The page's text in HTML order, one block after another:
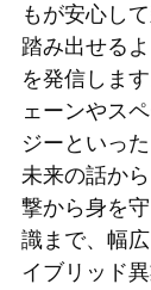
もが安心し
踏み出せる
を発信しま
ェーンやス
ジーといっ
未来の話か
撃から身を
識まで、幅
イブリッド